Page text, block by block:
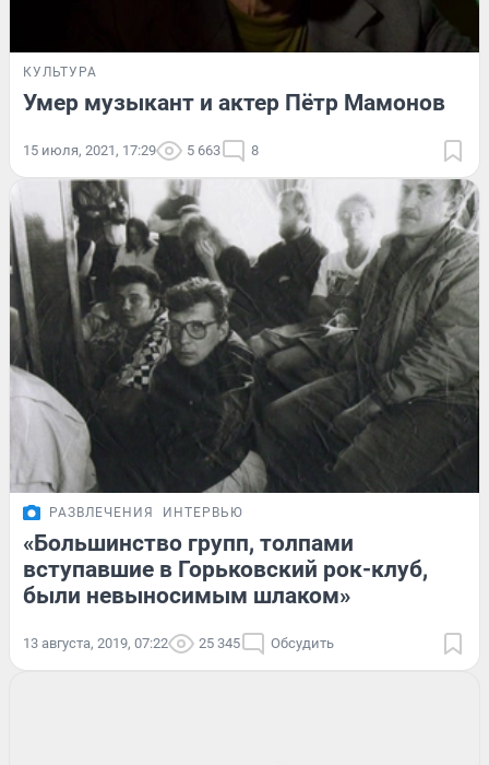
КУЛЬТУРА
Умер музыкант и актер Пётр Мамонов
15 июля, 2021, 17:29 5 663 8
РАЗВЛЕЧЕНИЯ ИНТЕРВЬЮ
«Большинство групп, толпами
вступавшие в Горьковский рок-клуб,
были невыносимым шлаком»
13 августа, 2019, 07:22 25 345 Обсудить